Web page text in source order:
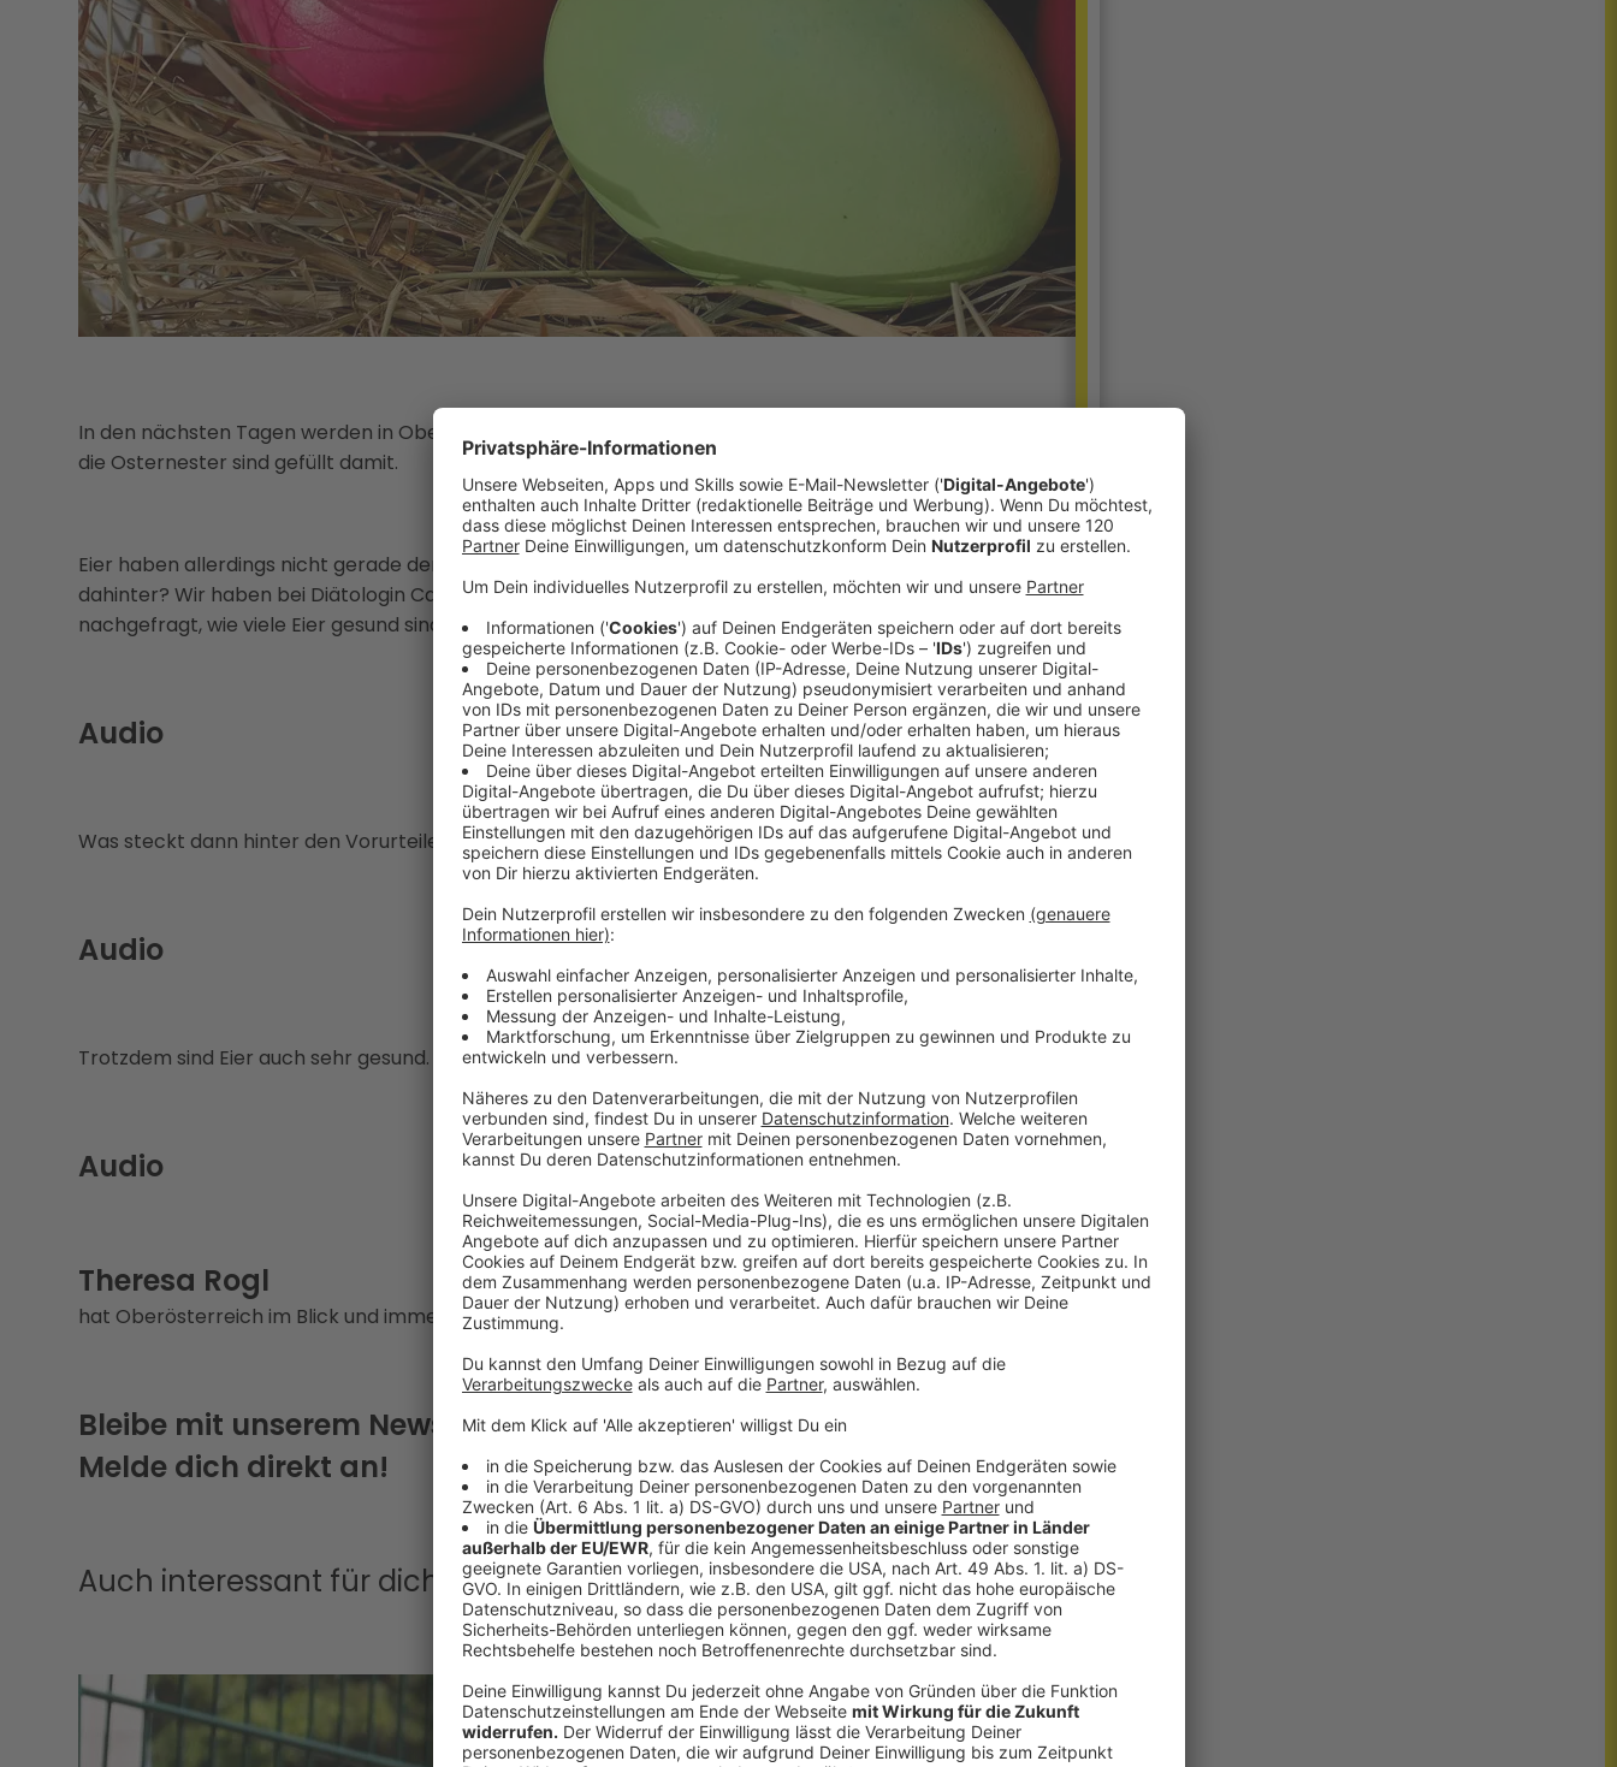
In den nächsten Tagen werden in Oberösterreich ganz schon viele Eier verspeist. Kein Wunder –
die Osternester sind gefüllt damit.
Eier haben allerdings nicht gerade den besten Ruf, was die Gesundheit betrifft. Was steckt da
dahinter? Wir haben bei Diätologin Carina Bamminger vom Phyrn-Eisenwurzen Klinikum Kirchdorf
nachgefragt, wie viele Eier gesund sind:
Audio
Was steckt dann hinter den Vorurteilen?
Audio
Trotzdem sind Eier auch sehr gesund.
Audio
Theresa Rogl
hat Oberösterreich im Blick und immer eine Geschichte auf Lager!
Bleibe mit unserem Newsletter immer auf dem Laufenden.
Melde dich direkt an!
Auch interessant für dich